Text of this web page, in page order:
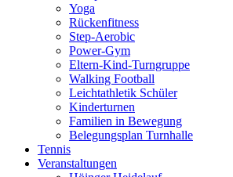
Yoga
Rückenfitness
Step-Aerobic
Power-Gym
Eltern-Kind-Turngruppe
Walking Football
Leichtathletik Schüler
Kinderturnen
Familien in Bewegung
Belegungsplan Turnhalle
Tennis
Veranstaltungen